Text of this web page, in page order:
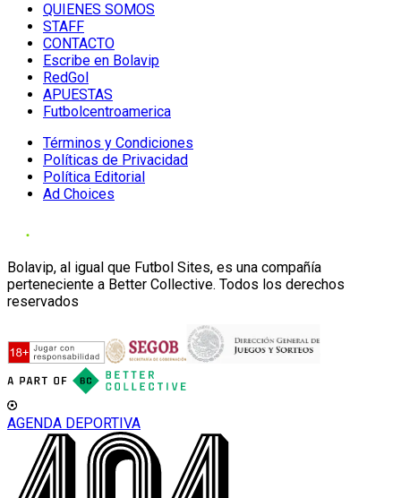
QUIENES SOMOS
STAFF
CONTACTO
Escribe en Bolavip
RedGol
APUESTAS
Futbolcentroamerica
Términos y Condiciones
Políticas de Privacidad
Política Editorial
Ad Choices
Bolavip, al igual que Futbol Sites, es una compañía
perteneciente a Better Collective. Todos los derechos
reservados
AGENDA DEPORTIVA